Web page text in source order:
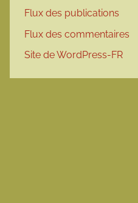
Flux des publications
Flux des commentaires
Site de WordPress-FR